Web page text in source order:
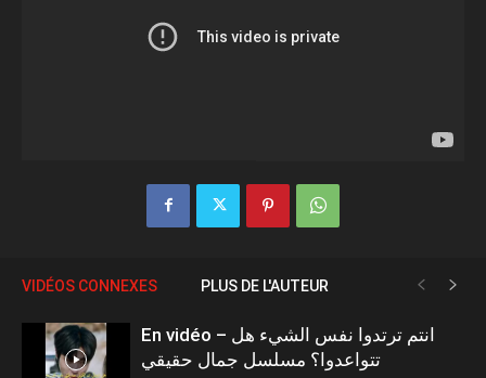
VIDÉOS CONNEXES PLUS DE L'AUTEUR
En vidéo – انتم ترتدوا نفس الشيء هل
تتواعدوا؟ مسلسل جمال حقيقي